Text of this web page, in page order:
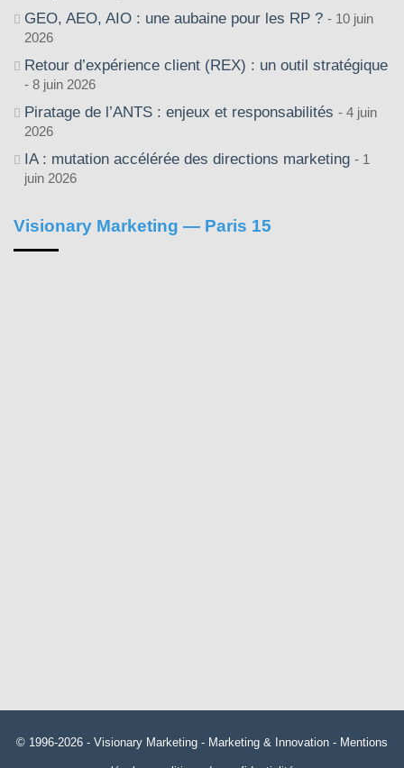
GEO, AEO, AIO : une aubaine pour les RP ?
10 juin
2026
Retour d’expérience client (REX) : un outil stratégique
8 juin 2026
Piratage de l’ANTS : enjeux et responsabilités
4 juin
2026
IA : mutation accélérée des directions marketing
1
juin 2026
Visionary Marketing — Paris 15
© 1996-2026 - Visionary Marketing - Marketing & Innovation - Mentions